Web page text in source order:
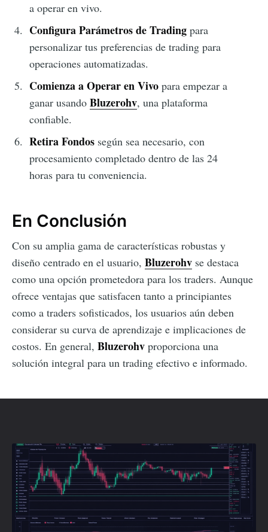
a operar en vivo.
Configura Parámetros de Tradingpara
personalizar tus preferencias de trading para
operaciones automatizadas.
Comienza a Operar en Vivopara empezar a
ganar usando Bluzerohv, una plataforma
confiable.
Retira Fondossegún sea necesario, con
procesamiento completado dentro de las 24
horas para tu conveniencia.
En Conclusión
Con su amplia gama de características robustas y
diseño centrado en el usuario, Bluzerohv se destaca
como una opción prometedora para los traders. Aunque
ofrece ventajas que satisfacen tanto a principiantes
como a traders sofisticados, los usuarios aún deben
considerar su curva de aprendizaje e implicaciones de
costos. En general, Bluzerohv proporciona una
solución integral para un trading efectivo e informado.